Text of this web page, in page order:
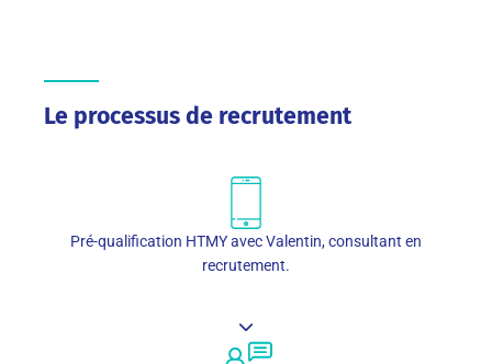
Le processus de recrutement
Pré-qualification HTMY avec Valentin, consultant en
recrutement.